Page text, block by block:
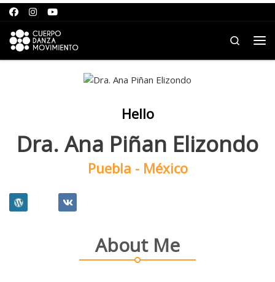
Saltar para o conteúdo
Search
Hello
Dra. Ana Piñan Elizondo
Puebla - México
About Me